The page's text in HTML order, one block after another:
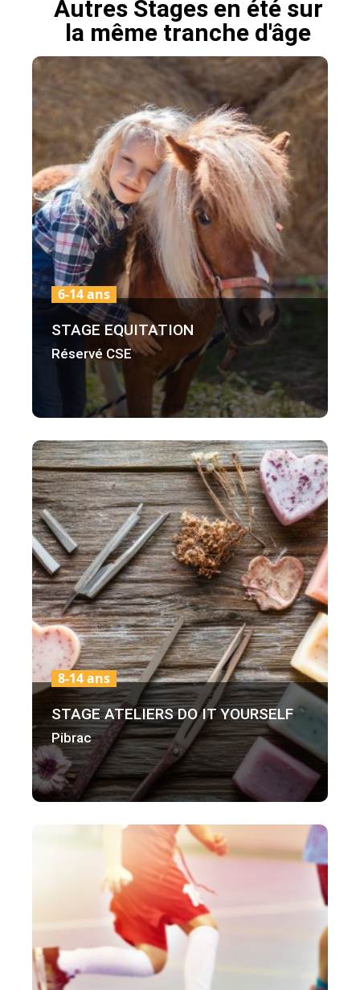
Autres Stages en été sur
la même tranche d'âge
STAGE EQUITATION
Réservé CSE
6-14 ans
STAGE ATELIERS DO IT YOURSELF
Pibrac
8-14 ans